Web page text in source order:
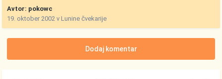
Avtor: pokowc
19. oktober 2002 vLunine čvekarije
Dodaj komentar